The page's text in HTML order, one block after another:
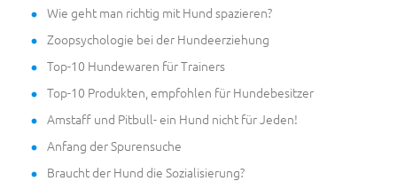
Wie geht man richtig mit Hund spazieren?
Zoopsychologie bei der Hundeerziehung
Top-10 Hundewaren für Trainers
Top-10 Produkten, empfohlen für Hundebesitzer
Amstaff und Pitbull- ein Hund nicht für Jeden!
Anfang der Spurensuche
Braucht der Hund die Sozialisierung?